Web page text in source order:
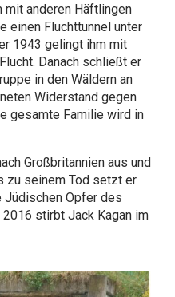
mit anderen Häftlingen
einen Fluchttunnel unter
1943 gelingt ihm mit
Danach schließt er
in den Wäldern an
Widerstand gegen
gesamte Familie wird in
Großbritannien aus und
zu seinem Tod setzt er
Jüdischen Opfer des
stirbt Jack Kagan im